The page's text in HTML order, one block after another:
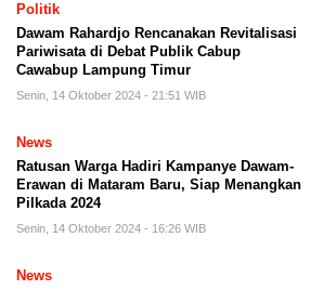
Politik
Dawam Rahardjo Rencanakan Revitalisasi
Pariwisata di Debat Publik Cabup
Cawabup Lampung Timur
Senin, 14 Oktober 2024 - 21:51 WIB
News
Ratusan Warga Hadiri Kampanye Dawam-
Erawan di Mataram Baru, Siap Menangkan
Pilkada 2024
Senin, 14 Oktober 2024 - 16:26 WIB
News